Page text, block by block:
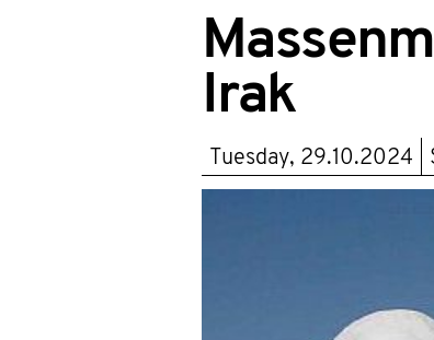
Irak
Tuesday, 29.10.2024